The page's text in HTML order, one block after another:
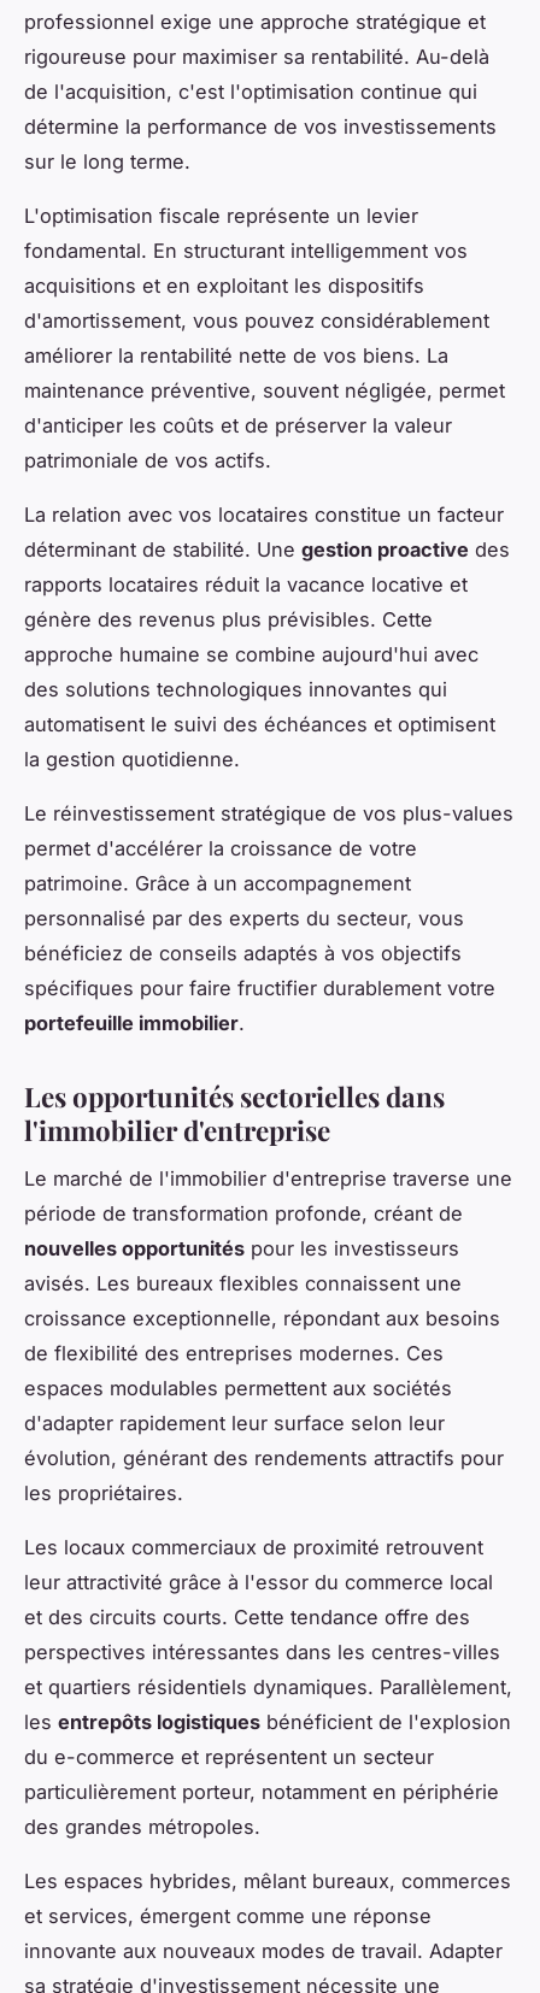
professionnel exige une approche stratégique et
rigoureuse pour maximiser sa rentabilité. Au-delà
de l'acquisition, c'est l'optimisation continue qui
détermine la performance de vos investissements
sur le long terme.
L'optimisation fiscale représente un levier
fondamental. En structurant intelligemment vos
acquisitions et en exploitant les dispositifs
d'amortissement, vous pouvez considérablement
améliorer la rentabilité nette de vos biens. La
maintenance préventive, souvent négligée, permet
d'anticiper les coûts et de préserver la valeur
patrimoniale de vos actifs.
La relation avec vos locataires constitue un facteur
déterminant de stabilité. Une gestion proactive des
rapports locataires réduit la vacance locative et
génère des revenus plus prévisibles. Cette
approche humaine se combine aujourd'hui avec
des solutions technologiques innovantes qui
automatisent le suivi des échéances et optimisent
la gestion quotidienne.
Le réinvestissement stratégique de vos plus-values
permet d'accélérer la croissance de votre
patrimoine. Grâce à un accompagnement
personnalisé par des experts du secteur, vous
bénéficiez de conseils adaptés à vos objectifs
spécifiques pour faire fructifier durablement votre
portefeuille immobilier.
Les opportunités sectorielles dans
l'immobilier d'entreprise
Le marché de l'immobilier d'entreprise traverse une
période de transformation profonde, créant de
nouvelles opportunités pour les investisseurs
avisés. Les bureaux flexibles connaissent une
croissance exceptionnelle, répondant aux besoins
de flexibilité des entreprises modernes. Ces
espaces modulables permettent aux sociétés
d'adapter rapidement leur surface selon leur
évolution, générant des rendements attractifs pour
les propriétaires.
Les locaux commerciaux de proximité retrouvent
leur attractivité grâce à l'essor du commerce local
et des circuits courts. Cette tendance offre des
perspectives intéressantes dans les centres-villes
et quartiers résidentiels dynamiques. Parallèlement,
les entrepôts logistiques bénéficient de l'explosion
du e-commerce et représentent un secteur
particulièrement porteur, notamment en périphérie
des grandes métropoles.
Les espaces hybrides, mêlant bureaux, commerces
et services, émergent comme une réponse
innovante aux nouveaux modes de travail. Adapter
sa stratégie d'investissement nécessite une